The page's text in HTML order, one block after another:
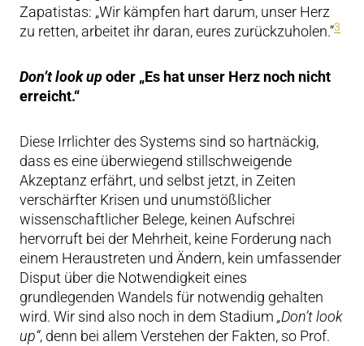
Zapatistas: „Wir kämpfen hart darum, unser Herz
zu retten, arbeitet ihr daran, eures zurückzuholen.“3
Don’t look upoder „Es hat unser Herz noch nicht
erreicht.“
Diese Irrlichter des Systems sind so hartnäckig,
dass es eine überwiegend stillschweigende
Akzeptanz erfährt, und selbst jetzt, in Zeiten
verschärfter Krisen und unumstößlicher
wissenschaftlicher Belege, keinen Aufschrei
hervorruft bei der Mehrheit, keine Forderung nach
einem Heraustreten und Ändern, kein umfassender
Disput über die Notwendigkeit eines
grundlegenden Wandels für notwendig gehalten
wird. Wir sind also noch in dem Stadium „Don’t look
up“, denn bei allem Verstehen der Fakten, so Prof.